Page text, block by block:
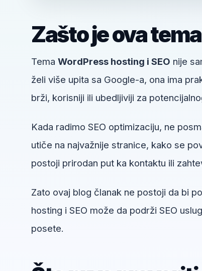
Zašto je ova
Tema WordPress hosting i SEO nije
želi više upita sa Google-a, ona ima
brži, korisniji ili ubedljiviji za
Kada radimo SEO optimizaciju, ne
utiče na najvažnije stranice, kako se
postoji prirodan put ka kontaktu ili
Zato ovaj blog članak ne postoji da bi
hosting i SEO može da podrži SEO
posete.